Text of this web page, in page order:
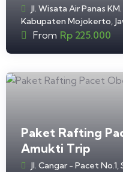
Jl. Wisata Air Panas
Kabupaten Mojokerto,
From Rp 225.000
Paket Rafting
Amukti Trip
Jl. Cangar - Pacet